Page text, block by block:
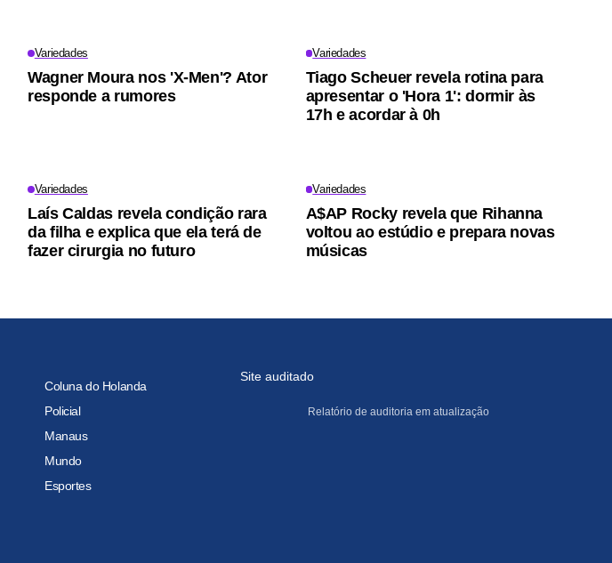
Variedades
Wagner Moura nos 'X-Men'? Ator
responde a rumores
Variedades
Tiago Scheuer revela rotina para
apresentar o 'Hora 1': dormir às
17h e acordar à 0h
Variedades
Laís Caldas revela condição rara
da filha e explica que ela terá de
fazer cirurgia no futuro
Variedades
A$AP Rocky revela que Rihanna
voltou ao estúdio e prepara novas
músicas
Coluna do Holanda
Policial
Manaus
Mundo
Esportes
Site auditado
Relatório de auditoria em atualização